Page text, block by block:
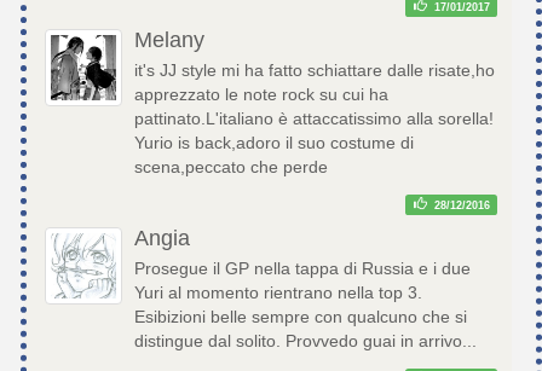
17/01/2017
Melany
it's JJ style mi ha fatto schiattare dalle risate,ho
apprezzato le note rock su cui ha
pattinato.L'italiano è attaccatissimo alla sorella!
Yurio is back,adoro il suo costume di
scena,peccato che perde
28/12/2016
Angia
Prosegue il GP nella tappa di Russia e i due
Yuri al momento rientrano nella top 3.
Esibizioni belle sempre con qualcuno che si
distingue dal solito. Provvedo guai in arrivo...